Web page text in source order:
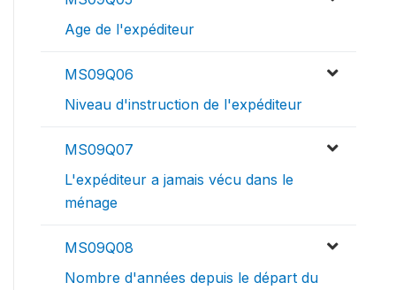
Age de l'expéditeur
MS09Q06
Niveau d'instruction de l'expéditeur
MS09Q07
L'expéditeur a jamais vécu dans le
ménage
MS09Q08
Nombre d'années depuis le départ du